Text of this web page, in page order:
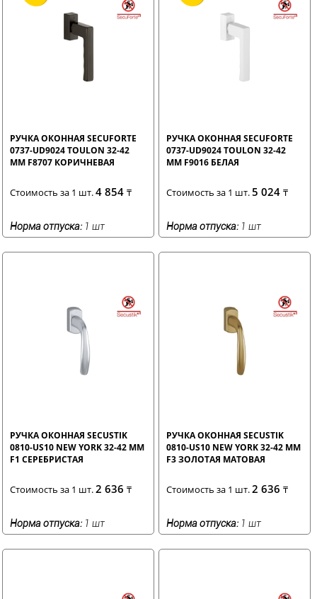
РУЧКА ОКОННАЯ SECUFORTE
0737-UD9024 TOULON 32-42
ММ F8707 КОРИЧНЕВАЯ
Стоимость за 1 шт.4 854 ₸
Норма отпуска: 1 шт
РУЧКА ОКОННАЯ SECUFORTE
0737-UD9024 TOULON 32-42
ММ F9016 БЕЛАЯ
Стоимость за 1 шт.5 024₸
Норма отпуска: 1 шт
РУЧКА ОКОННАЯ SECUSTIK
0810-US10 NEW YORK 32-42 ММ
F1 СЕРЕБРИСТАЯ
Стоимость за 1 шт.2 636 ₸
Норма отпуска: 1 шт
РУЧКА ОКОННАЯ SECUSTIK
0810-US10 NEW YORK 32-42 ММ
F3 ЗОЛОТАЯ МАТОВАЯ
Стоимость за 1 шт.2 636₸
Норма отпуска: 1 шт